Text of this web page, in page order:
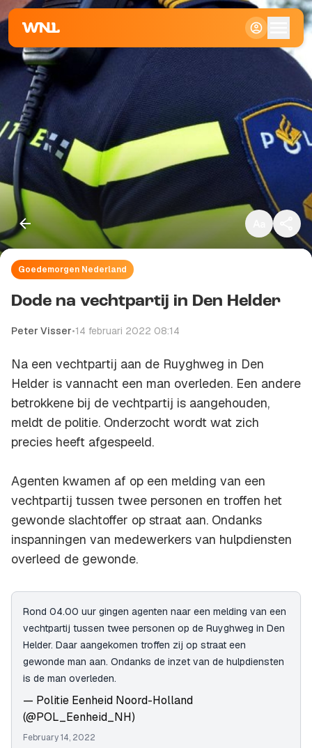
Standaard
Goedemorgen Nederland
Dode na vechtpartij in Den Helder
Peter Visser•14 februari 2022 08:14
Na een vechtpartij aan de Ruyghweg in Den
Helder is vannacht een man overleden. Een andere
betrokkene bij de vechtpartij is aangehouden,
meldt de politie. Onderzocht wordt wat zich
precies heeft afgespeeld.
Agenten kwamen af op een melding van een
vechtpartij tussen twee personen en troffen het
gewonde slachtoffer op straat aan. Ondanks
inspanningen van medewerkers van hulpdiensten
overleed de gewonde.
Rond 04.00 uur gingen agenten naar een melding van een
vechtpartij tussen twee personen op de Ruyghweg in Den
Helder. Daar aangekomen troffen zij op straat een
gewonde man aan. Ondanks de inzet van de hulpdiensten
is de man overleden.
— Politie Eenheid Noord-Holland
(@POL_Eenheid_NH)
February 14, 2022